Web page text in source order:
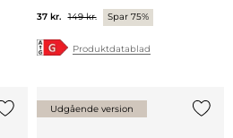
37 kr. 149 kr. Spar 75%
Produktdatablad
Udgående version